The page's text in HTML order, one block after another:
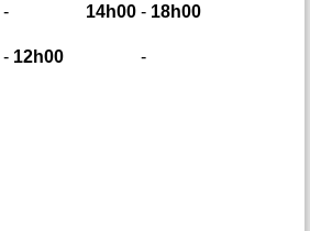
- 14h00 - 18h00
- 12h00 -